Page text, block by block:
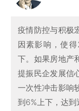
疫情防控与积极
因素影响，使
下。如果房地产
提振民企发展信
一次性冲击影响
到6%上下，达